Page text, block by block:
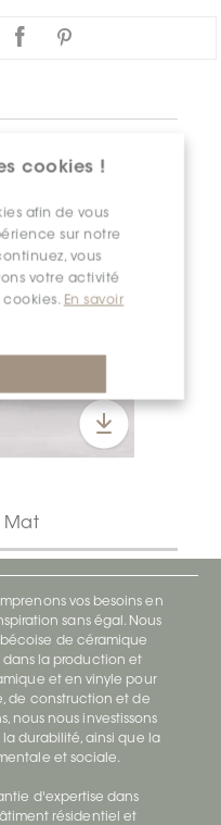
cookies !
afin de vous
sur notre
vous
votre activité
cookies. En savoir
Mat
vos besoins en
sans égal. Nous
de céramique
la production et
et en vinyle pour
de construction et de
nous nous investissons
durabilité, ainsi que la
et sociale.
d'expertise dans
résidentiel et